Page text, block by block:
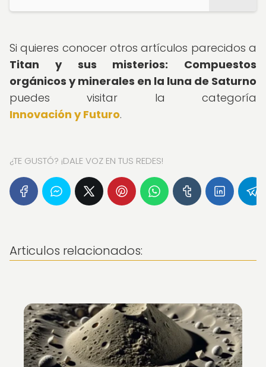
Si quieres conocer otros artículos parecidos a
Titan y sus misterios: Compuestos
orgánicos y minerales en la luna de Saturno
puedes visitar la categoría
Innovación y Futuro.
¿TE GUSTÓ? ¡DALE VOZ EN TUS REDES!
Articulos relacionados: